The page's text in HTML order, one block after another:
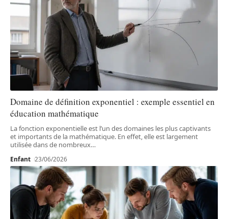
Domaine de définition exponentiel : exemple essentiel en
éducation mathématique
La fonction exponentielle est l’un des domaines les plus captivants
et importants de la mathématique. En effet, elle est largement
utilisée dans de nombreux…
Enfant 23/06/2026